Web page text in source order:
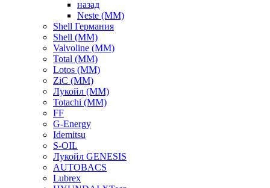
назад
Neste (ММ)
Shell Германия
Shell (ММ)
Valvoline (ММ)
Total (ММ)
Lotos (ММ)
ZiC (ММ)
Лукойл (ММ)
Totachi (MM)
FF
G-Energy
Idemitsu
S-OIL
Лукойл GENESIS
AUTOBACS
Lubrex